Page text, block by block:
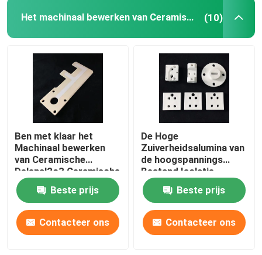
Het machinaal bewerken van Ceramische Delen (10)
Ben met klaar het
Machinaal bewerken
van Ceramische
Delenal2o3 Ceramische
Vacuümzuiging 99
Alumina Ceramische
Plaat
Beste prijs
Contacteer ons
De Hoge
Zuiverheidsalumina van
de hoogspannings
Bestand Isolatie
Ceramisch voor New
Energy-Industrie
Beste prijs
Contacteer ons